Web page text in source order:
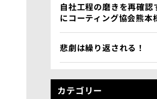
自社工程の磨きを再確認
にコーティング協会熊本
悲劇は繰り返される！
カテゴリー